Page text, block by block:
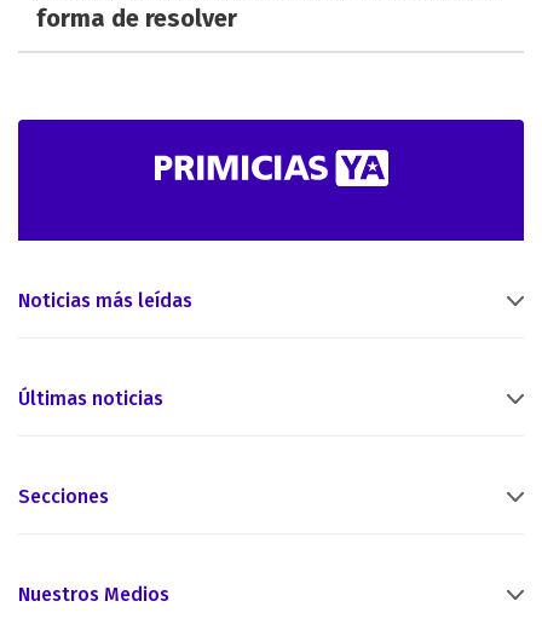
forma de resolver
Noticias más leídas
Últimas noticias
Secciones
Nuestros Medios